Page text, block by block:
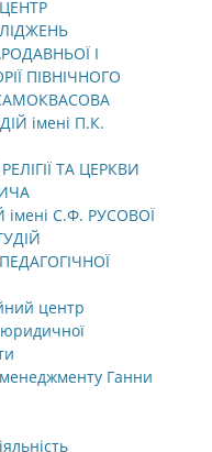
І
ПІВНІЧНОГО
імені П.К.
ТА ЦЕРКВИ
С.Ф. РУСОВОЇ
центр
юридичної
Ганни